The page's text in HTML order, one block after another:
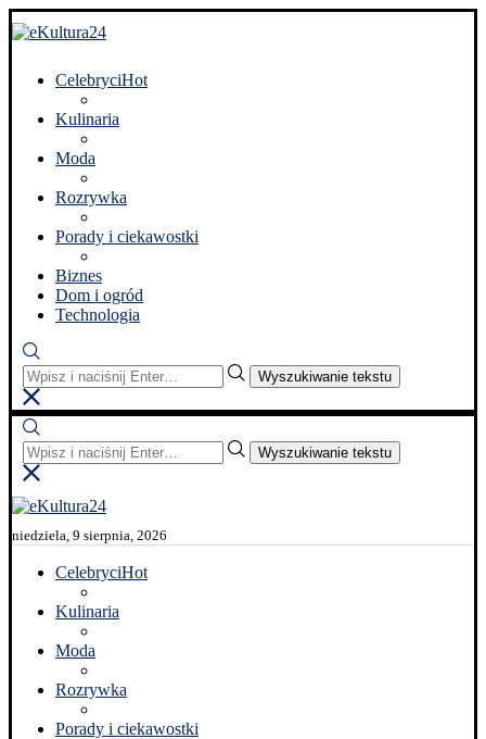
CelebryciHot
Kulinaria
Moda
Rozrywka
Porady i ciekawostki
Biznes
Dom i ogród
Technologia
Wyszukiwanie tekstu
Wyszukiwanie tekstu
niedziela, 9 sierpnia, 2026
CelebryciHot
Kulinaria
Moda
Rozrywka
Porady i ciekawostki